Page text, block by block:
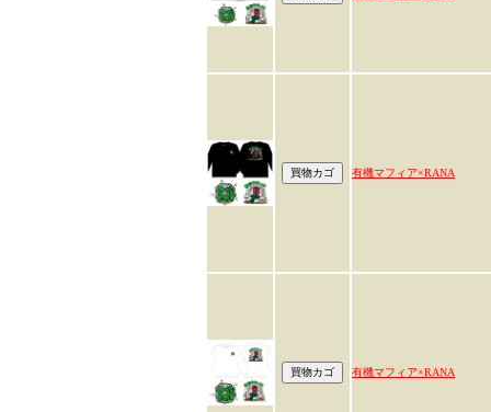
有機マフィア×RANA
有機マフィア×RANA